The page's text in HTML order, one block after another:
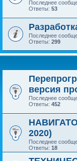
Последнее
Ответы: 53
Последнее
Ответы: 299
версия
Последнее
Ответы: 452
2020)
Последнее
Ответы: 18